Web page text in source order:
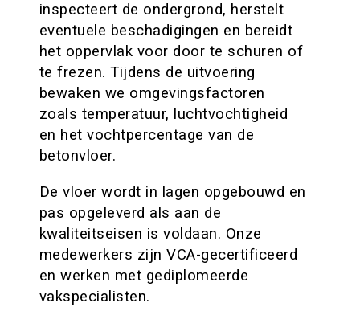
inspecteert de ondergrond, herstelt
eventuele beschadigingen en bereidt
het oppervlak voor door te schuren of
te frezen. Tijdens de uitvoering
bewaken we omgevingsfactoren
zoals temperatuur, luchtvochtigheid
en het vochtpercentage van de
betonvloer.
De vloer wordt in lagen opgebouwd en
pas opgeleverd als aan de
kwaliteitseisen is voldaan. Onze
medewerkers zijn VCA-gecertificeerd
en werken met gediplomeerde
vakspecialisten.